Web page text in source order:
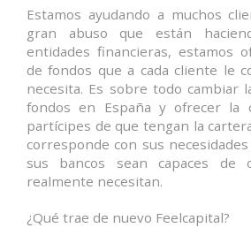
Estamos ayudando a muchos
gran abuso que están
entidades financieras, estamos
de fondos que a cada cliente le
necesita. Es sobre todo cambiar
fondos en España y ofrecer la
partícipes de que tengan la
corresponde con sus
sus bancos sean capaces de
realmente necesitan.
¿Qué trae de nuevo Feelcapital?